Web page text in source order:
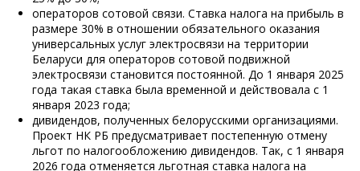
операторов сотовой связи. Ставка налога на прибыль в
размере 30% в отношении обязательного оказания
универсальных услуг электросвязи на территории
Беларуси для операторов сотовой подвижной
электросвязи становится постоянной. До 1 января 2025
года такая ставка была временной и действовала с 1
января 2023 года;
дивидендов, полученных белорусскими организациями.
Проект НК РБ предусматривает постепенную отмену
льгот по налогообложению дивидендов. Так, с 1 января
2026 года отменяется льготная ставка налога на